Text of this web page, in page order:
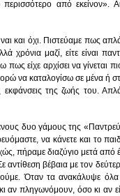
από
και όχι. Πιστεύαμε πως
χρόνια μαζί, είτε είναι
είχε αρχίσει να γίνεται
να καταλογίσω σε μένα ή
της ζωής του.
δυο γάμους της
να κάνετε και το
πήραμε διαζύγιο μετά από
αντίθεση βέβαια με τον
Όταν τα ανακάλυψε όλα
αν πληγωνόμουν, όσο κι αν